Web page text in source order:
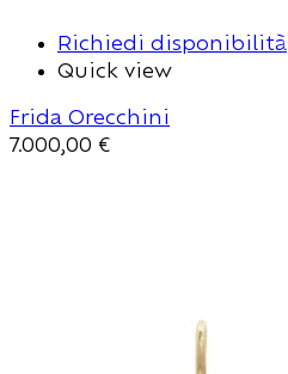
Richiedi disponibilità
Quick view
Frida Orecchini
7.000,00 €